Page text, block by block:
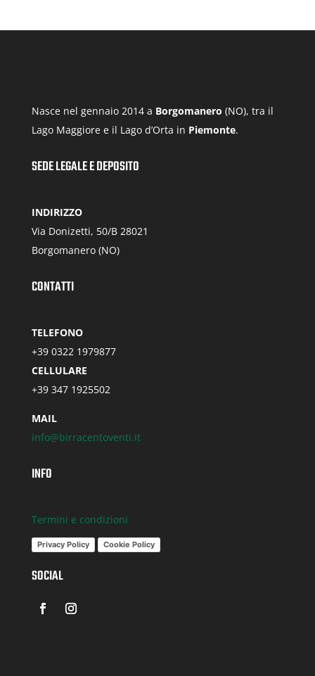
a
Nasce nel gennaio 2014 a Borgomanero (NO), tra il
Lago Maggiore e il Lago d’Orta in Piemonte.
SEDE LEGALE E DEPOSITO
INDIRIZZO
Via Donizetti, 50/B 28021
Borgomanero (NO)
CONTATTI
TELEFONO
+39 0322 1979877
CELLULARE
+39 347 1925502
MAIL
info@birracentoventi.it
INFO
Termini e condizioni
Privacy Policy Cookie Policy
SOCIAL